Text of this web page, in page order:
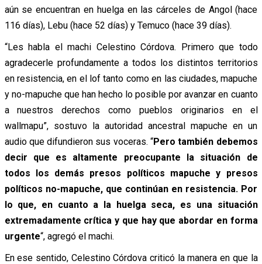
aún se encuentran en huelga en las cárceles de Angol (hace
116 días), Lebu (hace 52 días) y Temuco (hace 39 días).
“Les habla el machi Celestino Córdova. Primero que todo
agradecerle profundamente a todos los distintos territorios
en resistencia, en el lof tanto como en las ciudades, mapuche
y no-mapuche que han hecho lo posible por avanzar en cuanto
a nuestros derechos como pueblos originarios en el
wallmapu”, sostuvo la autoridad ancestral mapuche en un
audio que difundieron sus voceras. “Pero también debemos
decir que es altamente preocupante la situación de
todos los demás presos políticos mapuche y presos
políticos no-mapuche, que continúan en resistencia. Por
lo que, en cuanto a la huelga seca, es una situación
extremadamente crítica y que hay que abordar en forma
urgente“, agregó el machi.
En ese sentido, Celestino Córdova criticó la manera en que la